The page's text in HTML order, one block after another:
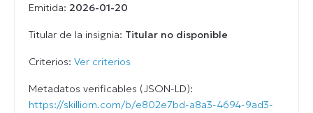
Emitida: 2026-01-20
Titular de la insignia: Titular no disponible
Criterios: Ver criterios
Metadatos verificables (JSON-LD):
https://skilliom.com/b/e802e7bd-a8a3-4694-9ad3-